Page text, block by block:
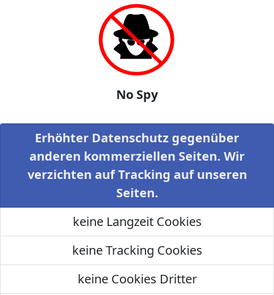
No Spy
Erhöhter Datenschutz gegenüber
anderen kommerziellen Seiten. Wir
verzichten auf Tracking auf unseren
Seiten.
keine Langzeit Cookies
keine Tracking Cookies
keine Cookies Dritter